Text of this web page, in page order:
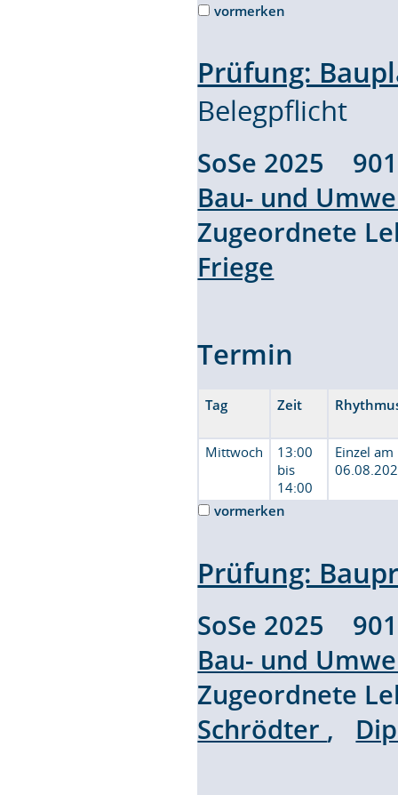
vormerken
Prüfung:
Belegpflicht
SoSe 2025
Bau- und
Zugeordnete
Friege
Termin
Tag Zeit
Mittwoch
13:00
bis
14:00
Einzel am
vormerken
Prüfung:
SoSe 2025
Bau- und
Zugeordnete
Schrödter ,